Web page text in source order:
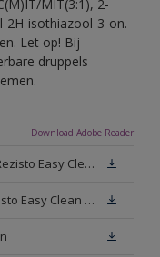
MIT(3:1), 2-
2H-isothiazool-3-on.
Let op! Bij
druppels
Download Adobe Reader
Technisch Informatieblad Alpha Rezisto Easy Clean (PDF)
EU Ecolabel Certificaat Alpha Rezisto Easy Clean Mat